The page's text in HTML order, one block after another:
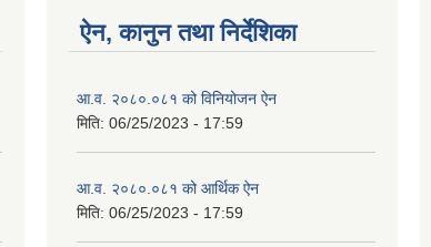
ऐन, कानुन तथा निर्देशिका
आ.व. २०८०.०८१ को विनियोजन ऐन
मिति: 06/25/2023 - 17:59
आ.व. २०८०.०८१ को आर्थिक ऐन
मिति: 06/25/2023 - 17:59